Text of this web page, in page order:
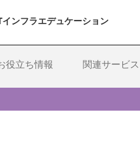
インフラエデュケーション
役立ち情報 関連サービス